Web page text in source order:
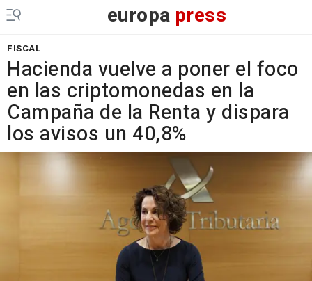
europa press
FISCAL
Hacienda vuelve a poner el foco
en las criptomonedas en la
Campaña de la Renta y dispara
los avisos un 40,8%